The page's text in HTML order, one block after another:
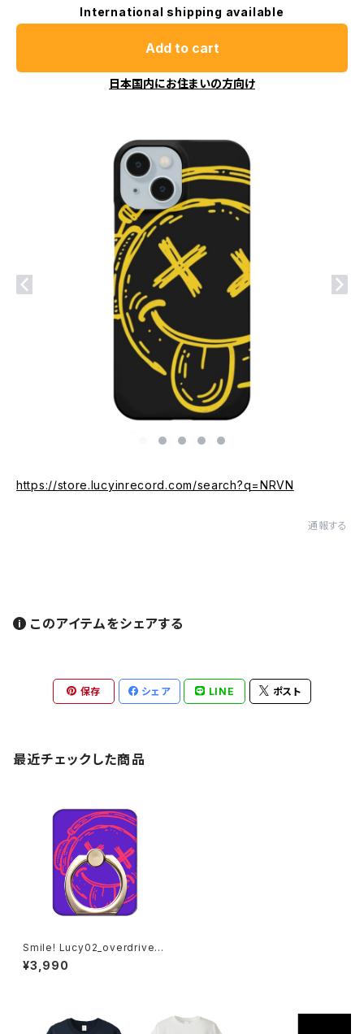
International shipping available
Add to cart
日本国内にお住まいの方向け
https://store.lucyinrecord.com/search?q=NRVN
通報する
このアイテムをシェアする
保存 シェア LINE ポスト
最近チェックした商品
Smile! Lucy02_overdrive_B
ad Trip スマホリング 1020-2
41126046
¥3,990